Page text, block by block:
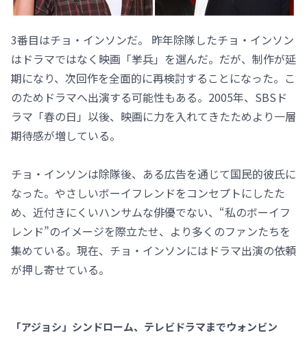
3番目はチョ・インソンだ。 昨年除隊したチョ・インソン
はドラマではなく映画「挙兵」を選んだ。だが、制作が延
期になり、次回作を全面的に再検討することになった。こ
のためドラマへ出演する可能性もある。2005年、SBSド
ラマ「春の日」以後、映画に力を入れてきたためより一層
期待感が増している。
チョ・インソンは除隊後、ある広告を通じて国民的彼氏に
なった。やさしいボーイフレンドをコンセプトにしたた
め、近付きにくいハンサムな俳優でない、“私のボーイフ
レンド”のイメージを際立たせ、より多くのファンたちを
集めている。現在、チョ・インソンにはドラマ出演の依頼
が押し寄せている。
「アジョシ」シンドローム、テレビドラマまでウォンビン